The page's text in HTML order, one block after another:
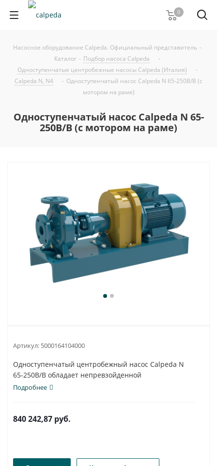
0
Насосное оборудование Calpeda. Официальный представитель -
Каталог - Подбор насоса Calpeda
-
Одноступенчатые центробежные насосы Calpeda (Италия)
-
Calpeda N, N4
- Одноступенчатый насос Calpeda N 65-250B/B (с
мотором на раме)
Одноступенчатый насос Calpeda N 65-
250B/B (с мотором на раме)
Артикул: 5000164104000
Одноступенчатый центробежный насос Calpeda N
65-250B/B обладает непревзойденной
универсальностью...
Подробнее
840 242,87 руб.